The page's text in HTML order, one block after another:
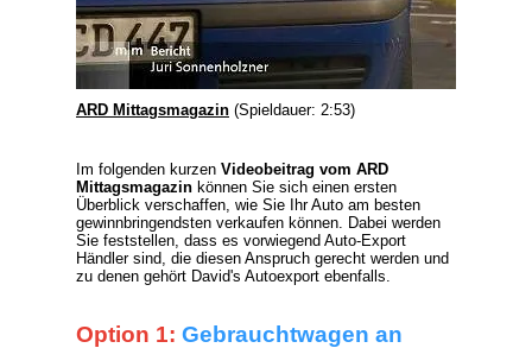
ARD Mittagsmagazin (Spieldauer: 2:53)
Im folgenden kurzen Videobeitrag vom ARD
Mittagsmagazin können Sie sich einen ersten
Überblick verschaffen, wie Sie Ihr Auto am besten
gewinnbringendsten verkaufen können. Dabei werden
Sie feststellen, dass es vorwiegend Auto-Export
Händlersind, die diesen Anspruch gerecht werden und
zu denen gehört David's Autoexport ebenfalls.
Option 1: Gebrauchtwagen an